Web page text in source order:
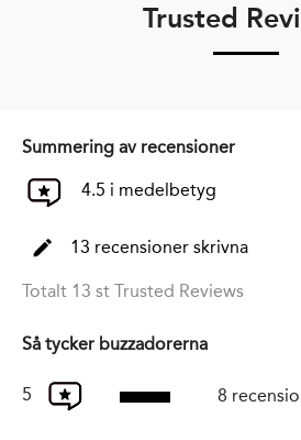
Trusted
Summering av recensioner
4.5 i medelbetyg
13 recensioner skrivna
Totalt 13 st Trusted Reviews
Så tycker buzzadorerna
5 8